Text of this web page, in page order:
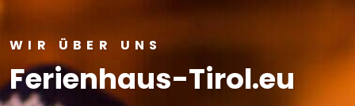
WIR ÜBER UNS
Ferienhaus-Tirol.eu